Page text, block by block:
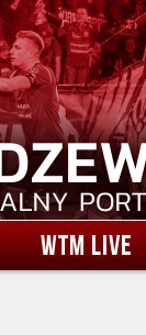
WTM LIVE